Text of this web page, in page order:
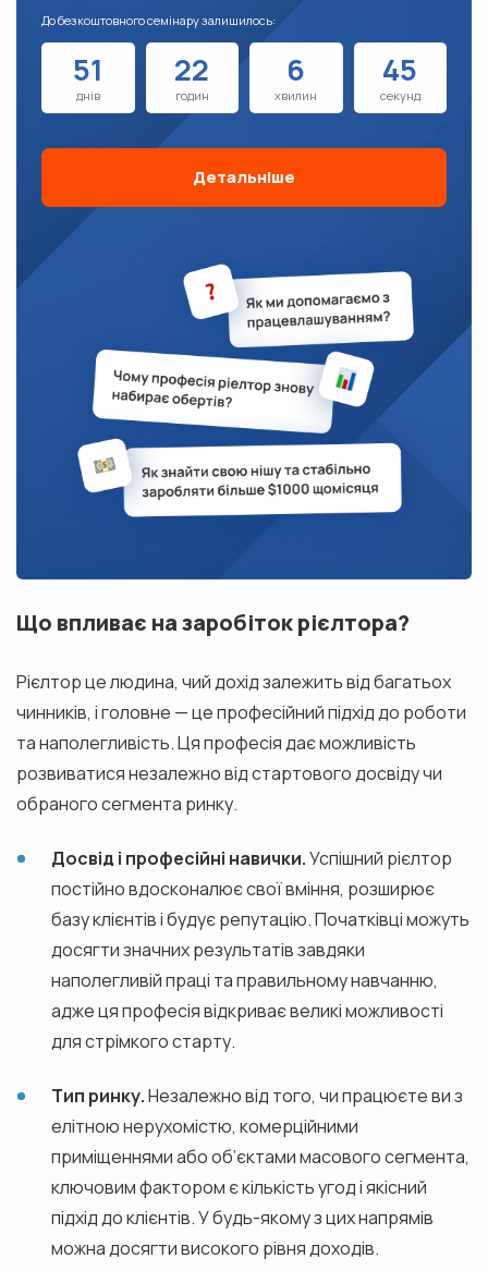
До безкоштовного семінару залишилось:
51
днів
22
годин
6
хвилин
42
секунд
Детальніше
Що впливає на заробіток рієлтора?
Рієлтор це людина, чий дохід залежить від багатьох
чинників, і головне — це професійний підхід до роботи
та наполегливість. Ця професія дає можливість
розвиватися незалежно від стартового досвіду чи
обраного сегмента ринку.
Досвід і професійні навички.Успішний рієлтор
постійно вдосконалює свої вміння, розширює
базу клієнтів і будує репутацію. Початківці можуть
досягти значних результатів завдяки
наполегливій праці та правильному навчанню,
адже ця професія відкриває великі можливості
для стрімкого старту.
Тип ринку.Незалежно від того, чи працюєте ви з
елітною нерухомістю, комерційними
приміщеннями або об’єктами масового сегмента,
ключовим фактором є кількість угод і якісний
підхід до клієнтів. У будь-якому з цих напрямів
можна досягти високого рівня доходів.